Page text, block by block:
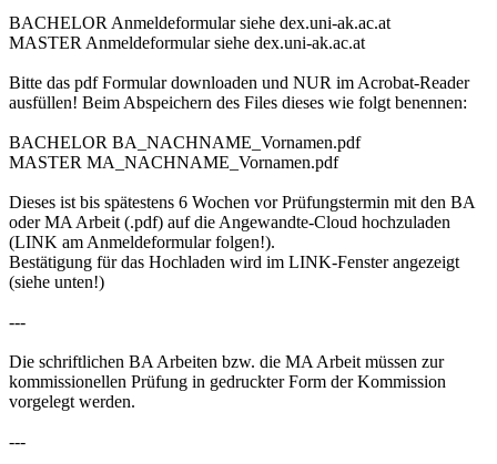
BACHELOR Anmeldeformular siehe dex.uni-ak.ac.at
MASTER Anmeldeformular siehe dex.uni-ak.ac.at
Bitte das pdf Formular downloaden und NUR im Acrobat-Reader
ausfüllen! Beim Abspeichern des Files dieses wie folgt benennen:
BACHELOR BA_NACHNAME_Vornamen.pdf
MASTER MA_NACHNAME_Vornamen.pdf
Dieses ist bis spätestens 6 Wochen vor Prüfungstermin mit den BA
oder MA Arbeit (.pdf) auf die Angewandte-Cloud hochzuladen
(LINK am Anmeldeformular folgen!).
Bestätigung für das Hochladen wird im LINK-Fenster angezeigt
(siehe unten!)
---
Die schriftlichen BA Arbeiten bzw. die MA Arbeit müssen zur
kommissionellen Prüfung in gedruckter Form der Kommission
vorgelegt werden.
---